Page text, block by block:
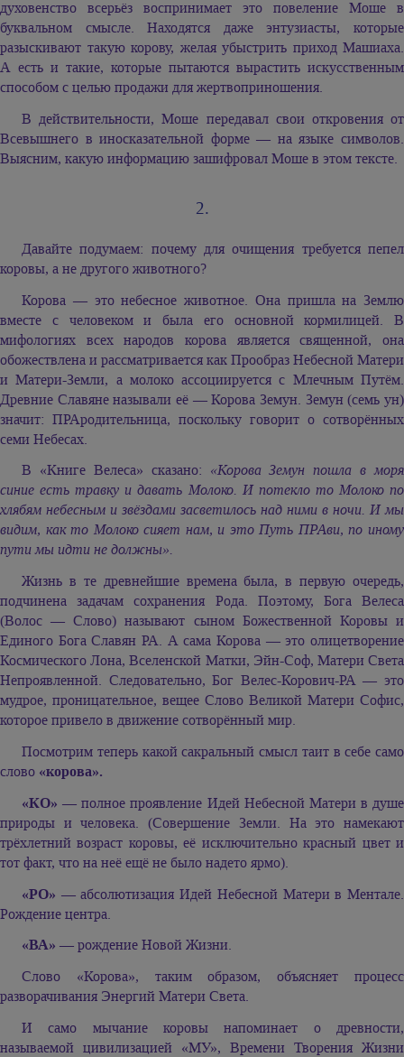
духовенство всерьёз воспринимает это повеление Моше в
буквальном смысле. Находятся даже энтузиасты, которые
разыскивают такую корову, желая убыстрить приход Машиаха.
А есть и такие, которые пытаются вырастить искусственным
способом с целью продажи для жертвоприношения.
В действительности, Моше передавал свои откровения от
Всевышнего в иносказательной форме — на языке символов.
Выясним, какую информацию зашифровал Моше в этом тексте.
2.
Давайте подумаем: почему для очищения требуется пепел
коровы, а не другого животного?
Корова — это небесное животное. Она пришла на Землю
вместе с человеком и была его основной кормилицей. В
мифологиях всех народов корова является священной, она
обожествлена и рассматривается как Прообраз Небесной Матери
и Матери-Земли, а молоко ассоциируется с Млечным Путём.
Древние Славяне называли её — Корова Земун. Земун (семь ун)
значит: ПРАродительница, поскольку говорит о сотворённых
семи Небесах.
В «Книге Велеса» сказано: «Корова Земун пошла в моря
синие есть травку и давать Молоко. И потекло то Молоко по
хлябям небесным и звёздами засветилось над ними в ночи. И мы
видим, как то Молоко сияет нам, и это Путь ПРАви, по иному
пути мы идти не должны».
Жизнь в те древнейшие времена была, в первую очередь,
подчинена задачам сохранения Рода. Поэтому, Бога Велеса
(Волос — Слово) называют сыном Божественной Коровы и
Единого Бога Славян РА. А сама Корова — это олицетворение
Космического Лона, Вселенской Матки, Эйн-Соф, Матери Света
Непроявленной. Следовательно, Бог Велес-Корович-РА — это
мудрое, проницательное, вещее Слово Великой Матери Софис,
которое привело в движение сотворённый мир.
Посмотрим теперь какой сакральный смысл таит в себе само
слово «корова».
«КО» — полное проявление Идей Небесной Матери в душе
природы и человека. (Совершение Земли. На это намекают
трёхлетний возраст коровы, её исключительно красный цвет и
тот факт, что на неё ещё не было надето ярмо).
«РО» — абсолютизация Идей Небесной Матери в Ментале.
Рождение центра.
«ВА» — рождение Новой Жизни.
Слово «Корова», таким образом, объясняет процесс
разворачивания Энергий Матери Света.
И само мычание коровы напоминает о древности,
называемой цивилизацией «МУ», Времени Творения Жизни